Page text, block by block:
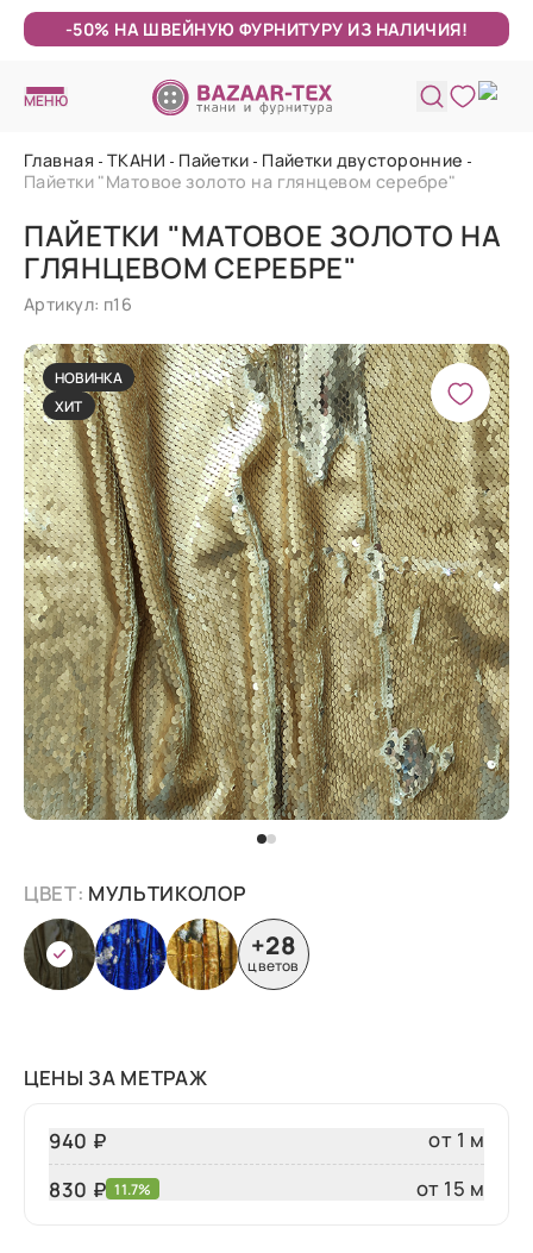
-50% НА ШВЕЙНУЮ ФУРНИТУРУ ИЗ НАЛИЧИЯ!
МЕНЮ
Главная ТКАНИ Пайетки
Пайетки двусторонние
Пайетки "Матовое золото на глянцевом серебре"
ПАЙЕТКИ "МАТОВОЕ ЗОЛОТО НА
ГЛЯНЦЕВОМ СЕРЕБРЕ"
Артикул: п16
НОВИНКА
ХИТ
ЦВЕТ: МУЛЬТИКОЛОР
+28
цветов
ЦЕНЫ ЗА МЕТРАЖ
940 ₽
от 1 м
830 ₽ 11.7% от 15 м